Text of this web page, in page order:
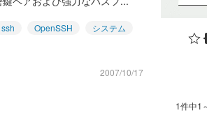
ssh OpenSSH
システム
2007/10/17
1件中1